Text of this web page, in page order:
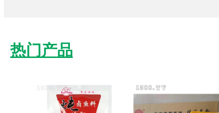
热门产品